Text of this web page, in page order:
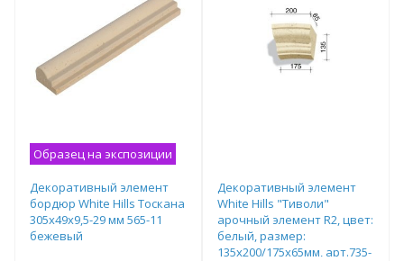
Образец на экспозиции
Декоративный элемент
бордюр White Hills Тоскана
305х49х9,5-29 мм 565-11
бежевый
Декоративный элемент
White Hills "Тиволи"
арочный элемент R2, цвет:
белый, размер:
135х200/175х65мм, арт.735-